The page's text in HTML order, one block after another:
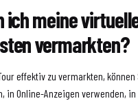
ich meine
vermarkten?
effektiv zu vermarkten,
in Online-Anzeigen verwenden,